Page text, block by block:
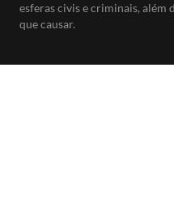
esferas civis e criminais, além
que causar.